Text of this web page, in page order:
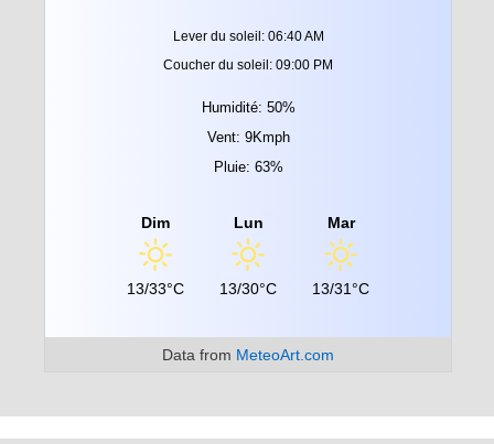
Lever du soleil: 06:40 AM
Coucher du soleil: 09:00 PM
Humidité: 50%
Vent: 9Kmph
Pluie: 63%
Dim
13/33°C
Lun
13/30°C
Mar
13/31°C
Data from MeteoArt.com